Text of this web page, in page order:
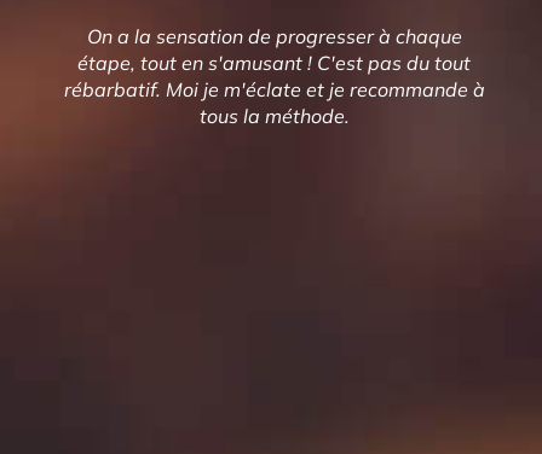
On a la sensation de progresser à chaque
étape, tout en s'amusant ! C'est pas du tout
rébarbatif. Moi je m'éclate et je recommande à
tous la méthode.